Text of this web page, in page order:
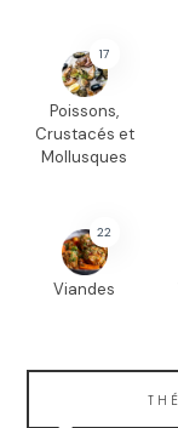
17
Poissons,
Crustacés et
Mollusques
22
Viandes